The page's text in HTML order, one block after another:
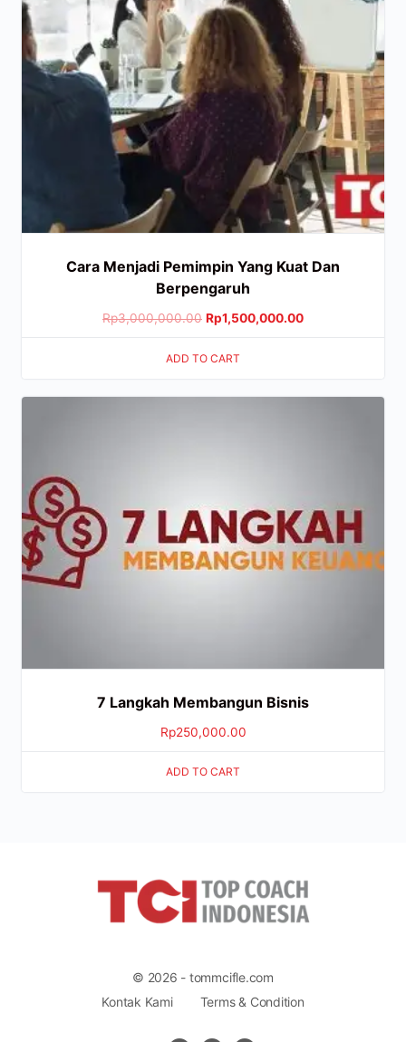
Cara Menjadi Pemimpin Yang Kuat Dan
Berpengaruh
Rp3,000,000.00 Rp1,500,000.00
ADD TO CART
7 Langkah Membangun Bisnis
Rp250,000.00
ADD TO CART
© 2026 - tommcifle.com
Kontak Kami
Terms & Condition